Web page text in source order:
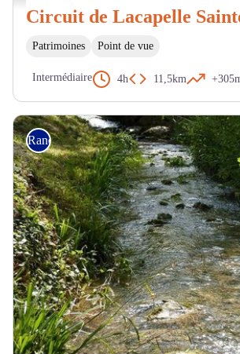
Circuit de Lacapelle
Patrimoines Point de vue
Intermédiaire 4h 11,5km
Randonnée